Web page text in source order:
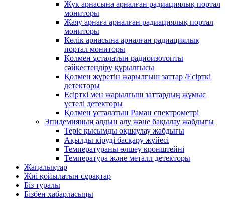
Жүк арнасына арналған радиациялық портал
мониторы
Жаяу арнаға арналған радиациялық портал
мониторы
Көлік арнасына арналған радиациялық
портал мониторы
Қолмен ұсталатын радиоизотопты
сәйкестендіру құрылғысы
Қолмен жүретін жарылғыш заттар /Есірткі
детекторы
Есірткі мен жарылғыш заттардың жұмыс
үстелі детекторы
Қолмен ұсталатын Раман спектрометрі
Эпидемияның алдын алу және бақылау жабдығы
Теріс қысымды оқшаулау жабдығы
Ақылды кіруді басқару жүйесі
Температураны өлшеу кронштейні
Температура және металл детекторы
Жаңалықтар
Жиі қойылатын сұрақтар
Біз туралы
Бізбен хабарласыңы